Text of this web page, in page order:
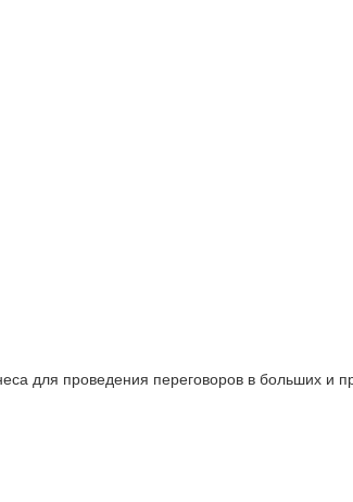
для проведения переговоров в больших и